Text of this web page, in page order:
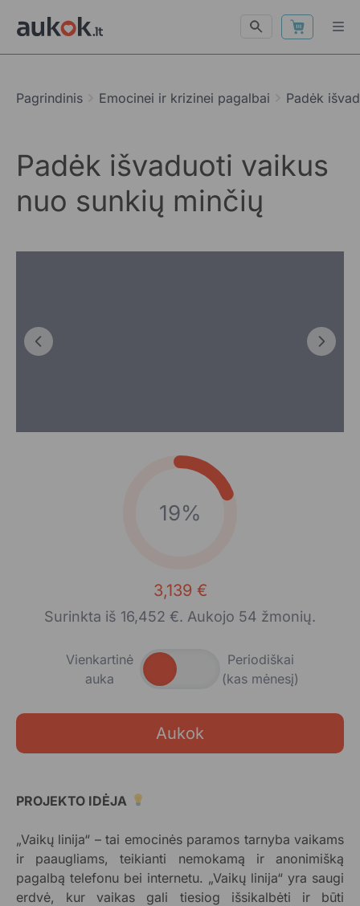
Pagrindinis Emocinei ir krizinei pagalbai Padėk
Padėk išvaduoti vaikus
nuo sunkių minčių
19%
3,139 €
Surinkta iš 16,452 €. Aukojo 54 žmonių.
Vienkartinė
auka
Periodiškai
(kas mėnesį)
Aukok
PROJEKTO IDĖJA
„Vaikų linija“ – tai emocinės paramos tarnyba vaikams
ir paaugliams, teikianti nemokamą ir anonimišką
pagalbą telefonu bei internetu. „Vaikų linija“ yra saugi
erdvė, kur vaikas gali tiesiog išsikalbėti ir būti